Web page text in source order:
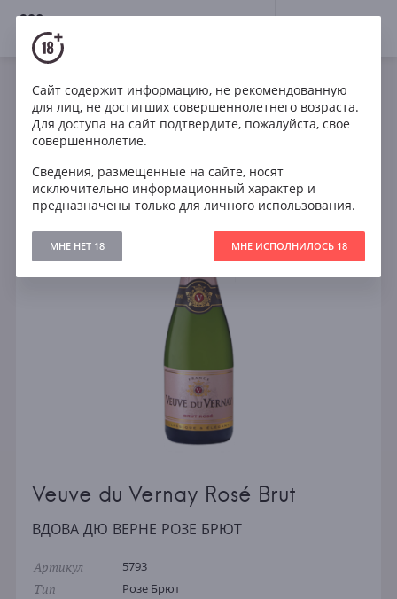
18+
Игристое Розе Брют
Франция
Veuve du Vernay Rosé Brut
Veuve du Vernay Rosé Brut
ВДОВА ДЮ ВЕРНЕ РОЗЕ БРЮТ
Артикул 5793
Тип Розе Брют
Сайт содержит информацию, не рекомендованную
для лиц, не достигших совершеннолетнего возраста.
Для доступа на сайт подтвердите, пожалуйста, свое
совершеннолетие.
Сведения, размещенные на сайте, носят
исключительно информационный характер и
предназначены только для личного использования.
МНЕ НЕТ 18 МНЕ ИСПОЛНИЛОСЬ 18